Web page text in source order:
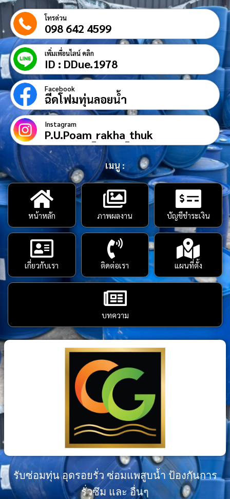
รับซ่อมทุ่น อุดรอยรั่ว ซ่อมแพสูบน้ำ ป้องกันการ
รั่วซึม และ อื่นๆ
เมนู :
หน้าหลัก ภาพผลงาน บัญชีชำระเงิน
เกี่ยวกับเรา ติดต่อเรา แผนที่ตั้ง
บทความ
โทรด่วน
098 642 4599
เพิ่มเพื่อนไลน์ คลิก
ID : DDue.1978
Facebook
ฉีดโฟมทุ่นลอยน้ำ
Instagram
P.U.Poam_rakha_thuk